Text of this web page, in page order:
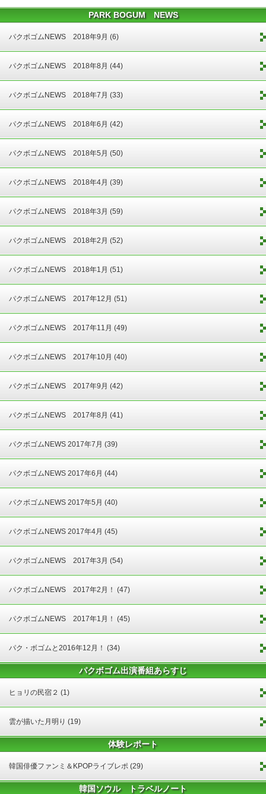
PARK BOGUM NEWS
パクボゴムNEWS 2018年9月 (6)
パクボゴムNEWS 2018年8月 (44)
パクボゴムNEWS 2018年7月 (33)
パクボゴムNEWS 2018年6月 (42)
パクボゴムNEWS 2018年5月 (50)
パクボゴムNEWS 2018年4月 (39)
パクボゴムNEWS 2018年3月 (59)
パクボゴムNEWS 2018年2月 (52)
パクボゴムNEWS 2018年1月 (51)
パクボゴムNEWS 2017年12月 (51)
パクボゴムNEWS 2017年11月 (49)
パクボゴムNEWS 2017年10月 (40)
パクボゴムNEWS 2017年9月 (42)
パクボゴムNEWS 2017年8月 (41)
パクボゴムNEWS 2017年7月 (39)
パクボゴムNEWS 2017年6月 (44)
パクボゴムNEWS 2017年5月 (40)
パクボゴムNEWS 2017年4月 (45)
パクボゴムNEWS 2017年3月 (54)
パクボゴムNEWS 2017年2月！ (47)
パクボゴムNEWS 2017年1月！ (45)
パク・ボゴムと2016年12月！ (34)
パクボゴム出演番組あらすじ
ヒョリの民宿２ (1)
雲が描いた月明り (19)
体験レポート
韓国俳優ファンミ＆KPOPライブレポ (29)
韓国ソウル トラベルノート